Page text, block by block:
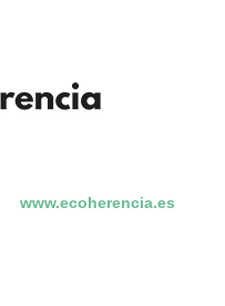
www.ecoherencia.es